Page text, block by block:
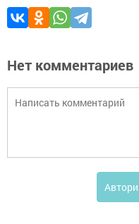
Нет комментариев